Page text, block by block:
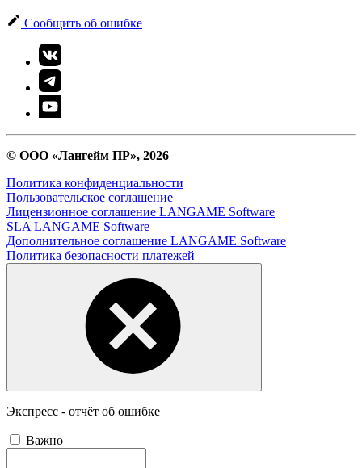
Сообщить об ошибке
© ООО «Лангейм ПР», 2026
Политика конфиденциальности
Пользовательское соглашение
Лицензионное соглашение LANGAME Software
SLA LANGAME Software
Дополнительное соглашение LANGAME Software
Политика безопасности платежей
Экспресс - отчёт об ошибке
Важно